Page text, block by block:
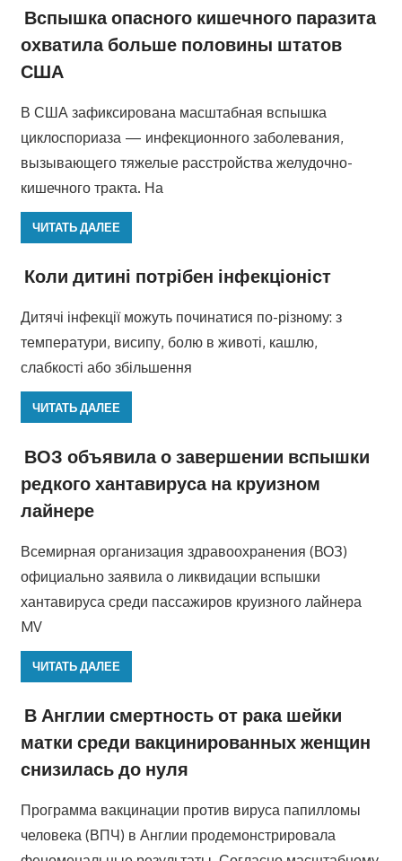
Вспышка опасного кишечного паразита
охватила больше половины штатов
США
В США зафиксирована масштабная вспышка
циклоспориаза — инфекционного заболевания,
вызывающего тяжелые расстройства желудочно-
кишечного тракта. На
ЧИТАТЬ ДАЛЕЕ
Коли дитині потрібен інфекціоніст
Дитячі інфекції можуть починатися по-різному: з
температури, висипу, болю в животі, кашлю,
слабкості або збільшення
ЧИТАТЬ ДАЛЕЕ
ВОЗ объявила о завершении вспышки
редкого хантавируса на круизном
лайнере
Всемирная организация здравоохранения (ВОЗ)
официально заявила о ликвидации вспышки
хантавируса среди пассажиров круизного лайнера
MV
ЧИТАТЬ ДАЛЕЕ
В Англии смертность от рака шейки
матки среди вакцинированных женщин
снизилась до нуля
Программа вакцинации против вируса папилломы
человека (ВПЧ) в Англии продемонстрировала